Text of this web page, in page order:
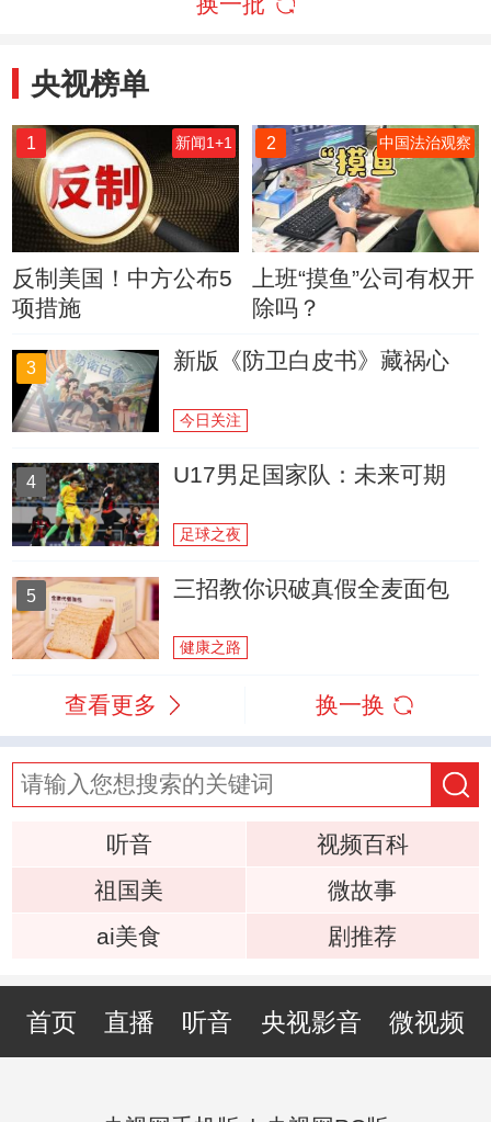
央视榜单
1 新闻1+1
反制美国！中方公布5
项措施
2 中国法治观察
上班“摸鱼”公司有权开
除吗？
3 新版《防卫白皮书》藏祸心
今日关注
4 U17男足国家队：未来可期
足球之夜
5 三招教你识破真假全麦面包
健康之路
查看更多 换一换
听音
视频百科
祖国美
微故事
ai美食
剧推荐
首页 直播 听音 央视影音 微视频